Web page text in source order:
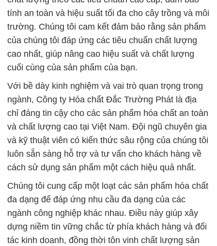
tính an toàn và hiệu suất tối đa cho cây trồng và môi
trường. Chúng tôi cam kết đảm bảo rằng sản phẩm
của chúng tôi đáp ứng các tiêu chuẩn chất lượng
cao nhất, giúp nâng cao hiệu suất và chất lượng
cuối cùng của sản phẩm của bạn.
Với bề dày kinh nghiệm và vai trò quan trọng trong
ngành, Công ty Hóa chất Đắc Trường Phát là địa
chỉ đáng tin cậy cho các sản phẩm hóa chất an toàn
và chất lượng cao tại Việt Nam. Đội ngũ chuyên gia
và kỹ thuật viên có kiến thức sâu rộng của chúng tôi
luôn sẵn sàng hỗ trợ và tư vấn cho khách hàng về
cách sử dụng sản phẩm một cách hiệu quả nhất.
Chúng tôi cung cấp một loạt các sản phẩm hóa chất
đa dạng để đáp ứng nhu cầu đa dạng của các
ngành công nghiệp khác nhau. Điều này giúp xây
dựng niềm tin vững chắc từ phía khách hàng và đối
tác kinh doanh, đồng thời tôn vinh chất lượng sản